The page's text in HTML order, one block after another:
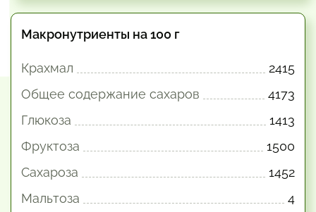
Макронутриенты на 100 г
Крахмал
2415
Общее содержание сахаров
4173
Глюкоза
1413
Фруктоза
1500
Сахароза
1452
Мальтоза
4